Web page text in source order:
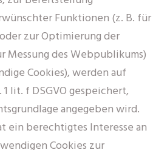
Funktionen (z. B. für
zur Optimierung der
Messung des Webpublikums)
Cookies), werden auf
lit. f DSGVO gespeichert,
angegeben wird.
ein berechtigtes Interesse an
Cookies zur